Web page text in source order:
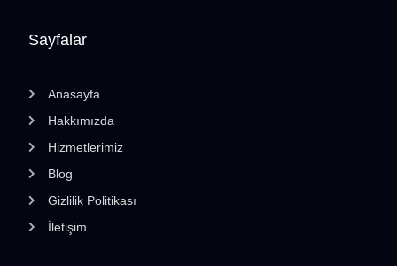
Sayfalar
Anasayfa
Hakkımızda
Hizmetlerimiz
Blog
Gizlilik Politikası
İletişim